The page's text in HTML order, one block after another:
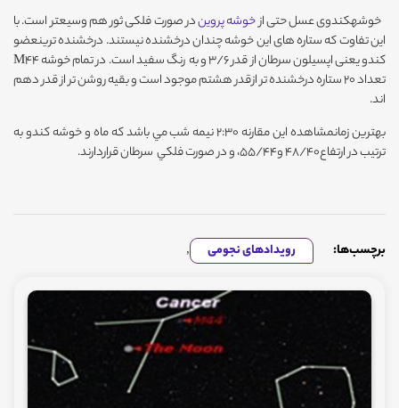
خوشهکندوی عسل حتی ازخوشه پرویندر صورت فلکی ثور هم وسیعتر است. با
این تفاوت که ستاره های این خوشه چندان درخشنده نیستند. درخشنده ترینعضو
کندو یعنی اپسیلون سرطان از قدر ۳/۶ و به رنگ سفید است. در تمام خوشه M۴۴
تعداد ۲۰ ستاره درخشنده تر ازقدر هشتم موجود است و بقیه روشن تر از قدر دهم
اند.
بهترين زمانمشاهده اين مقارنه 2:30 نيمه شب مي باشد كه ماه و خوشه كندو به
ترتيب در ارتفاع48/40 و55/44، و در صورت فلكي سرطان قراردارند.
برچسب‌ها: رویدادهای نجومی ,